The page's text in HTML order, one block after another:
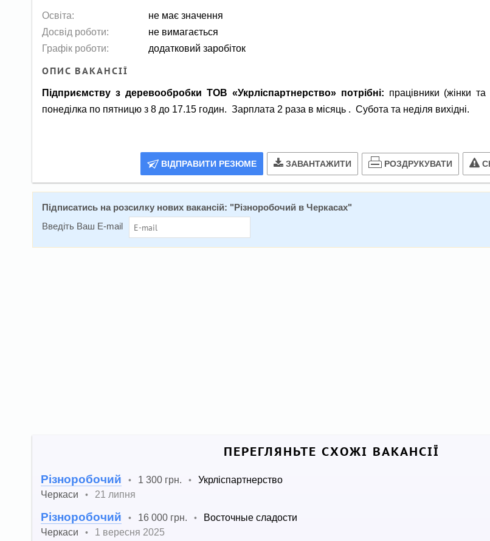
Освіта:
не має значення
Досвід роботи:
не вимагається
Графік роботи:
додатковий заробіток
ОПИС ВАКАНСІЇ
Підприємству з деревообробки ТОВ «Укрліспартнерство» потрібні: працівники (жінки
понеділка по пятницю з 8 до 17.15 годин. Зарплата 2 раза в місяць . Субота та неділя вихідні.
ВІДПРАВИТИ РЕЗЮМЕ ЗАВАНТАЖИТИ РОЗДРУКУВАТИ
Підписатись на розсилку нових вакансій: " Різноробочий в Черкасах"
Введіть Ваш E-mail
ПЕРЕГЛЯНЬТЕ СХОЖІ ВАКАНСІЇ
Різноробочий • 1 300 грн. •
Укрліспартнерство
Черкаси
• 21 липня
Різноробочий • 16 000 грн. •
Восточные сладости
Черкаси
• 1 вересня 2025